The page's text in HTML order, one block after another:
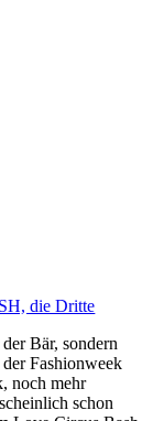
die Dritte
Bär, sondern
Fashionweek
noch mehr
schon